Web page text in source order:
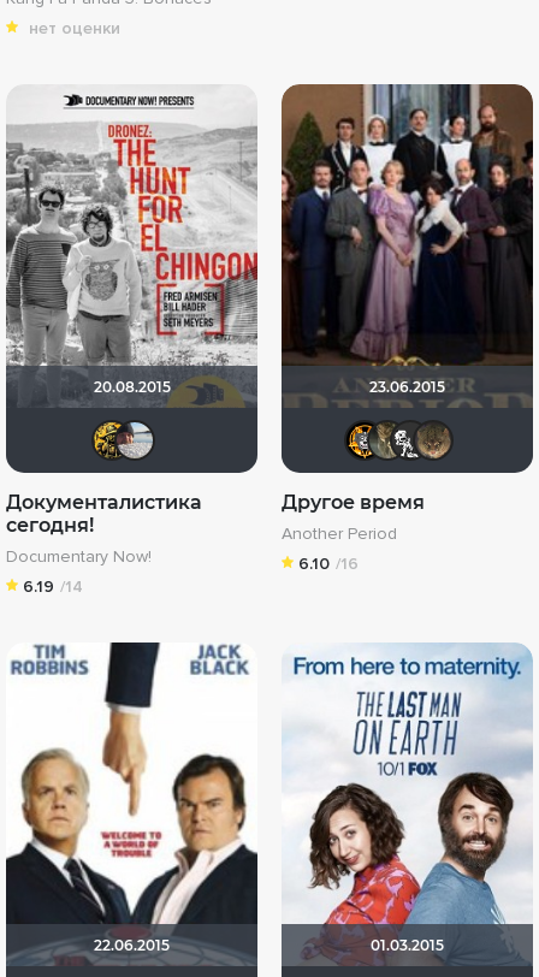
нет оценки
20.08.2015
Константин Елгешин
Документалистика
сегодня!
Documentary Now!
6.19 /14
23.06.2015
Другое время
Another Period
6.10 /16
22.06.2015 01.03.2015